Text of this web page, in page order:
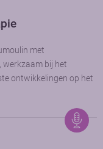
met
werkzaam bij het
ontwikkelingen op het